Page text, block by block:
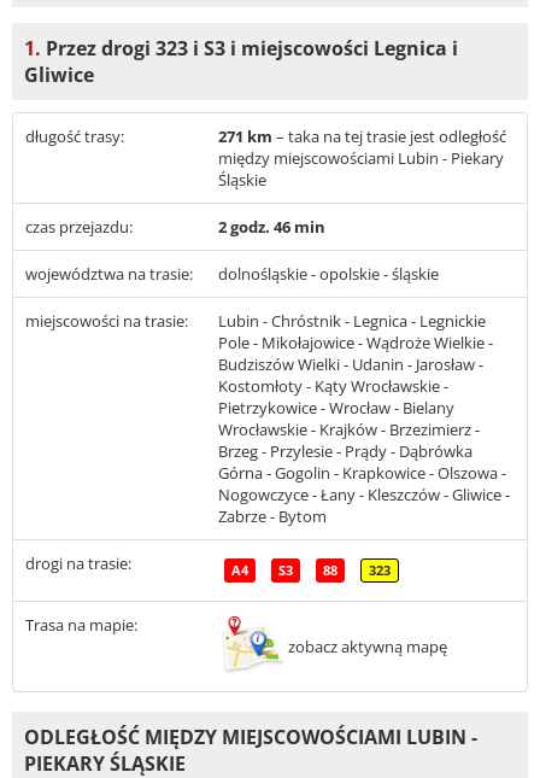
1. Przez drogi 323 i S3 i miejscowości Legnica i
Gliwice
długość trasy: 271 km – taka na tej trasie jest odległość
między miejscowościami Lubin - Piekary
Śląskie
czas przejazdu: 2 godz. 46 min
województwa na trasie: dolnośląskie - opolskie - śląskie
miejscowości na trasie:
Lubin - Chróstnik - Legnica - Legnickie
Pole - Mikołajowice - Wądroże Wielkie -
Budziszów Wielki - Udanin - Jarosław -
Kostomłoty - Kąty Wrocławskie -
Pietrzykowice - Wrocław - Bielany
Wrocławskie - Krajków - Brzezimierz -
Brzeg - Przylesie - Prądy - Dąbrówka
Górna - Gogolin - Krapkowice - Olszowa -
Nogowczyce - Łany - Kleszczów - Gliwice -
Zabrze - Bytom
drogi na trasie: A4 S3 88 323
Trasa na mapie:
zobacz aktywną mapę
ODLEGŁOŚĆ MIĘDZY MIEJSCOWOŚCIAMI LUBIN -
PIEKARY ŚLĄSKIE